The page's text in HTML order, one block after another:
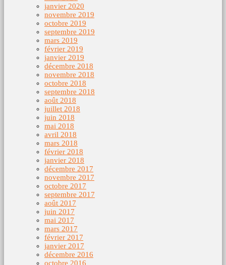
janvier 2020
novembre 2019
octobre 2019
septembre 2019
mars 2019
février 2019
janvier 2019
décembre 2018
novembre 2018
octobre 2018
septembre 2018
août 2018
juillet 2018
juin 2018
mai 2018
avril 2018
mars 2018
février 2018
janvier 2018
décembre 2017
novembre 2017
octobre 2017
septembre 2017
août 2017
juin 2017
mai 2017
mars 2017
février 2017
janvier 2017
décembre 2016
octobre 2016